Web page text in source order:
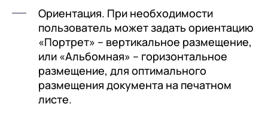
Ориентация. При необходимости
пользователь может задать ориентацию
«Портрет» – вертикальное размещение,
или «Альбомная» – горизонтальное
размещение, для оптимального
размещения документа на печатном
листе.